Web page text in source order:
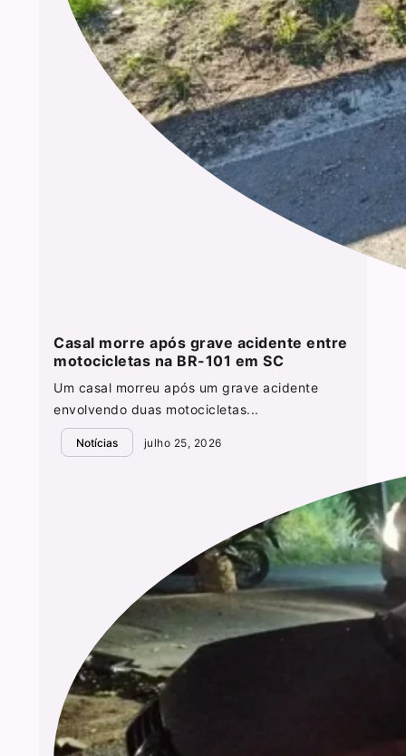
Casal morre após grave acidente entre
motocicletas na BR-101 em SC
Um casal morreu após um grave acidente
envolvendo duas motocicletas...
Notícias julho 25, 2026